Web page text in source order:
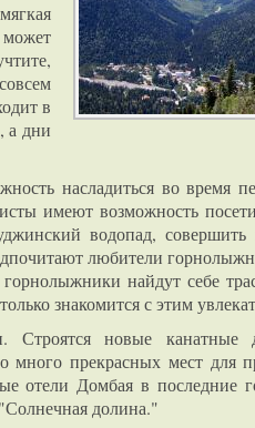
может
в
а дни
насладиться во время
имеют возможность
водопад, совершить
любители
найдут себе
знакомится с этим
Строятся новые канатные
много прекрасных мест для
отели Домбая в последние
долина."